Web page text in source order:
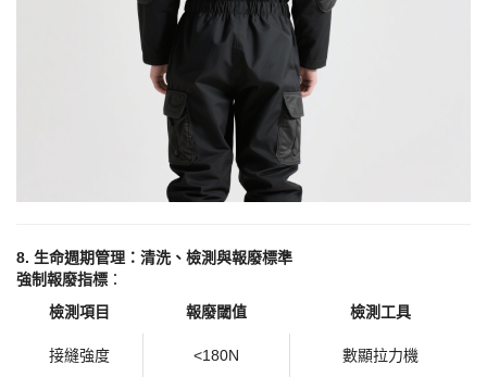
​8. 生命週期管理：清洗、檢測與報廢標準​
​強制報廢指標​ ​：
檢測項目
報廢閾值 檢測工具
接縫強度 <180N 數顯拉力機